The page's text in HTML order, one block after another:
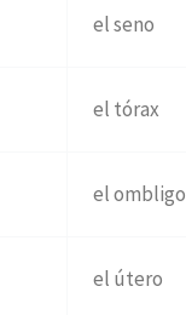
el seno
el tórax
el ombligo
el útero